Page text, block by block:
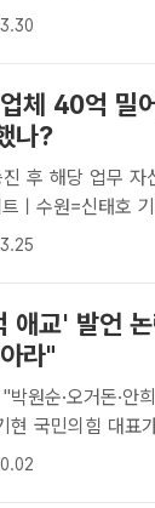
용역을 밀어준 소
체 40억 밀
나?
해당 업무 자신 팀으로 '이관' 경
ㅣ수원=신태호
화재단 직원이
애교' 발언
라"
박원순·오거돈·
에서 열린 간담